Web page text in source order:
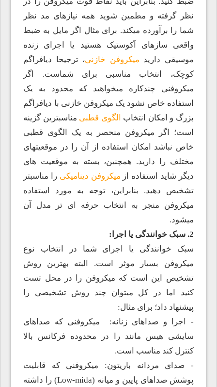
نظر گرفته و مطمین شوید همه نیازهای مد نظر
شما را برآورده میکند. برای مثال اگر مایل به ضبط
واقعی سازهای آکوستیک هستید یا اجرای زنده
موسیقی دارید میکروفن خازنی، ترجیحا دیافراگم
کوچک، انتخاب مناسبی برای شماست. اگر
میکروفنی چندکاره میخواهید که محدود به یک
استفاده خاص نشود یک میکروفن خازنی با دیافراگم
بزرگ و امکان انتخاب الگوی قطبی مناسبترین گزینه
است؛ اگر میکروفن منحصر به یک الگوی قطبی
خاص نباشد امکان استفاده از آن را در موقعیتهای
مختلف را دارید. همچنین، بسته به موقعیت های
دیگر شاید استفاده از میکروفن دینامیکی را مناسبتر
تشخیص دهید. بنابراین، توجه به مورد استفاده
میکروفن منجر به انتخاب حرفه ای تر مدل آن
میشود.
2. سبک خوانندگی یا اجرا:
سبک خوانندگی یا اجرای شما در انتخاب نوع
میکروفن بسیار موثر است. البته بهترین روش
تشخیص این است که میکروفن را در محل تست
کنید اما در کل میتوان چند روش تشخیصی را
پیشنهاد داد؛ برای مثال:
- اجرا و صداهای زنانه: میکروفنی که صداهای
سایشی هیس مانند را در محدوده فرکانس بالا
کنترل کند مناسب است.
- صدای مردانه باریتون: میکروفنی که قابلیت
پوشش صداهای پایین و میانه (Low-mida) را داشته